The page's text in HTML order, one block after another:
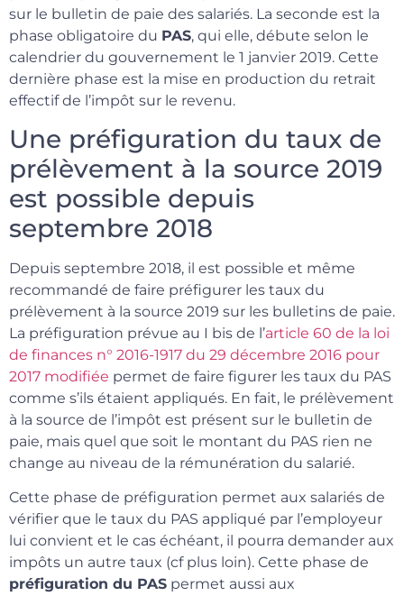
sur le bulletin de paie des salariés. La seconde est la
phase obligatoire du PAS, qui elle, débute selon le
calendrier du gouvernement le 1 janvier 2019. Cette
dernière phase est la mise en production du retrait
effectif de l’impôt sur le revenu.
Une préfiguration du taux de
prélèvement à la source 2019
est possible depuis
septembre 2018
Depuis septembre 2018, il est possible et même
recommandé de faire préfigurer les taux du
prélèvement à la source 2019 sur les bulletins de paie.
La préfiguration prévue au I bis de l’article 60 de la loi
de finances n° 2016-1917 du 29 décembre 2016 pour
2017 modifiée permet de faire figurer les taux du PAS
comme s’ils étaient appliqués. En fait, le prélèvement
à la source de l’impôt est présent sur le bulletin de
paie, mais quel que soit le montant du PAS rien ne
change au niveau de la rémunération du salarié.
Cette phase de préfiguration permet aux salariés de
vérifier que le taux du PAS appliqué par l’employeur
lui convient et le cas échéant, il pourra demander aux
impôts un autre taux (cf plus loin). Cette phase de
préfiguration du PAS permet aussi aux